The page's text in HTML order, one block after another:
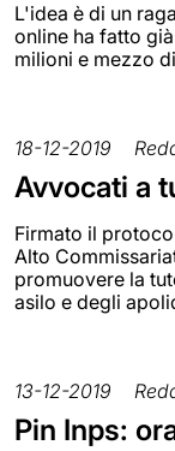
L'idea è di un
online ha fatto
milioni e mezzo
18-12-2019
Avvocati a
Firmato il
Alto
promuovere la
asilo e degli
13-12-2019
Pin Inps: